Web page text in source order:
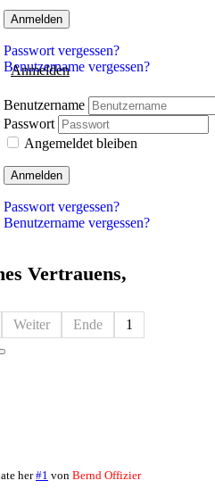
Anmelden
Passwort vergessen?
Benutzername vergessen?
Anmelden
Benutzername
Passwort
Angemeldet bleiben
Anmelden
Passwort vergessen?
Benutzername vergessen?
Vertrauens,
Weiter Ende 1
her #1 von Bernd Offizier